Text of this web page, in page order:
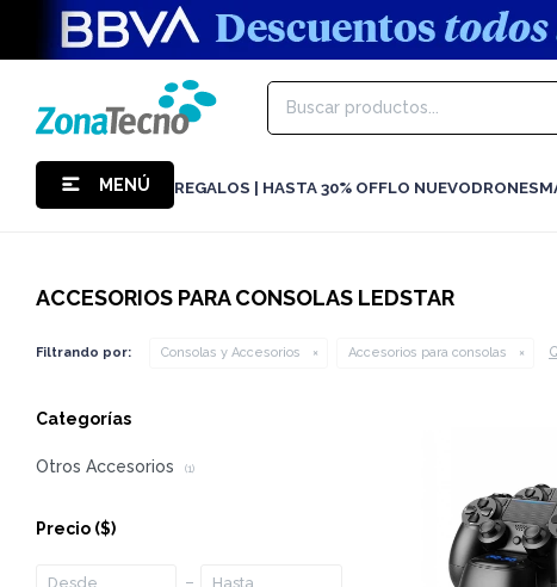
MENÚ REGALOS | HASTA 30% OFFLO NUEVODRONES
ACCESORIOS PARA CONSOLAS LEDSTAR
Filtrando por: Consolas y Accesorios Accesorios para consolas
Categorías
Otros Accesorios (1)
Precio ($)